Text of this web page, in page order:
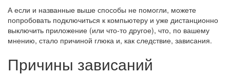
А если и названные выше способы не помогли, можете
попробовать подключиться к компьютеру и уже дистанционно
выключить приложение (или что-то другое), что, по вашему
мнению, стало причиной глюка и, как следствие, зависания.
Причины зависаний